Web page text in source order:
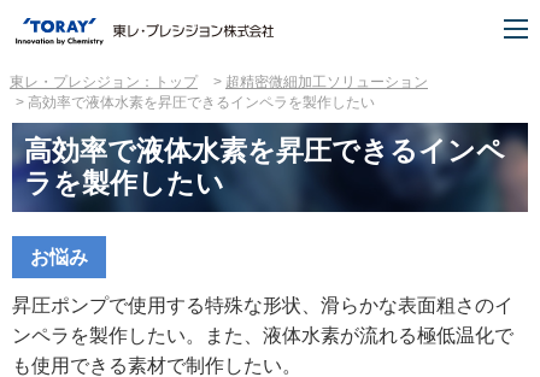
東レ・プレシジョン：トップ
超精密微細加工ソリューション
高効率で液体水素を昇圧できるインペラを製作したい
高効率で液体水素を昇圧できるインペ
ラを製作したい
お悩み
昇圧ポンプで使用する特殊な形状、滑らかな表面粗さのイ
ンペラを製作したい。また、液体水素が流れる極低温化で
も使用できる素材で制作したい。